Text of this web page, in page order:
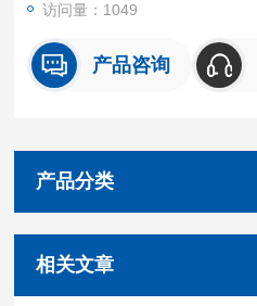
访问量：1049
产品咨询
产品分类
相关文章